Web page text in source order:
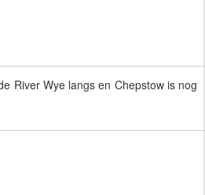
River Wye langs en Chepstow is nog